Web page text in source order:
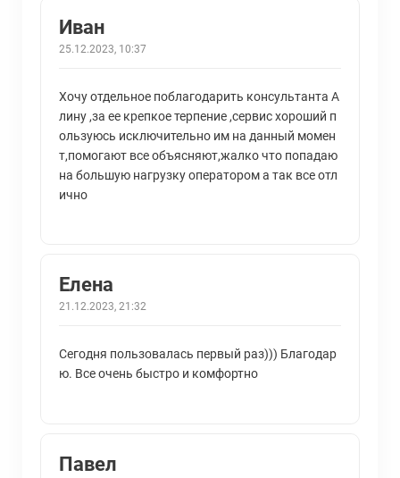
Иван
25.12.2023, 10:37
Хочу отдельное поблагодарить консультанта А
лину ,за ее крепкое терпение ,сервис хороший п
ользуюсь исключительно им на данный момен
т,помогают все объясняют,жалко что попадаю
на большую нагрузку оператором а так все отл
ично
Елена
21.12.2023, 21:32
Сегодня пользовалась первый раз))) Благодар
ю. Все очень быстро и комфортно
Павел